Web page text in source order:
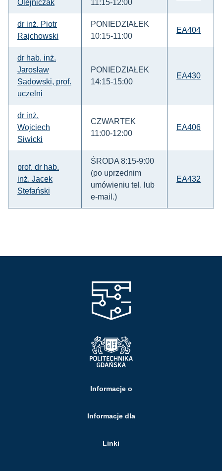
Olejniczak
11:15-12:00
dr inż. Piotr
Rajchowski
PONIEDZIAŁEK
10:15-11:00
EA404
dr hab. inż.
Jarosław
Sadowski, prof.
uczelni
PONIEDZIAŁEK
14:15-15:00
EA430
dr inż.
Wojciech
Siwicki
CZWARTEK
11:00-12:00
EA406
prof. dr hab.
inż. Jacek
Stefański
ŚRODA 8:15-9:00
(po uprzednim
umówieniu tel. lub
e-mail.)
EA432
Informacje o
Informacje dla
Linki